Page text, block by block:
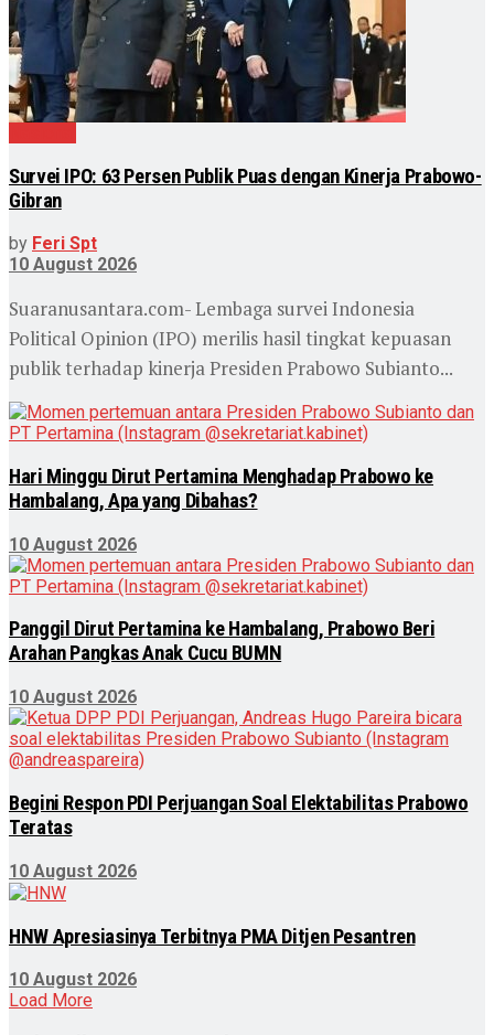
Survei IPO: 63 Persen Publik Puas dengan Kinerja Prabowo-
Gibran
by Feri Spt
10 August 2026
Suaranusantara.com- Lembaga survei Indonesia
Political Opinion (IPO) merilis hasil tingkat kepuasan
publik terhadap kinerja Presiden Prabowo Subianto...
Hari Minggu Dirut Pertamina Menghadap Prabowo ke
Hambalang, Apa yang Dibahas?
10 August 2026
Panggil Dirut Pertamina ke Hambalang, Prabowo Beri
Arahan Pangkas Anak Cucu BUMN
10 August 2026
Begini Respon PDI Perjuangan Soal Elektabilitas Prabowo
Teratas
10 August 2026
HNW Apresiasinya Terbitnya PMA Ditjen Pesantren
10 August 2026
Load More